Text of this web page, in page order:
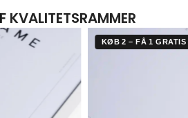
KVALITETSRAMMER
KØB 2 – FÅ 1 GRATIS